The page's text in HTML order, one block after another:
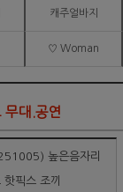
캐주얼바지
♡ Woman
무대.공연
높은음자리
핫픽스 조끼